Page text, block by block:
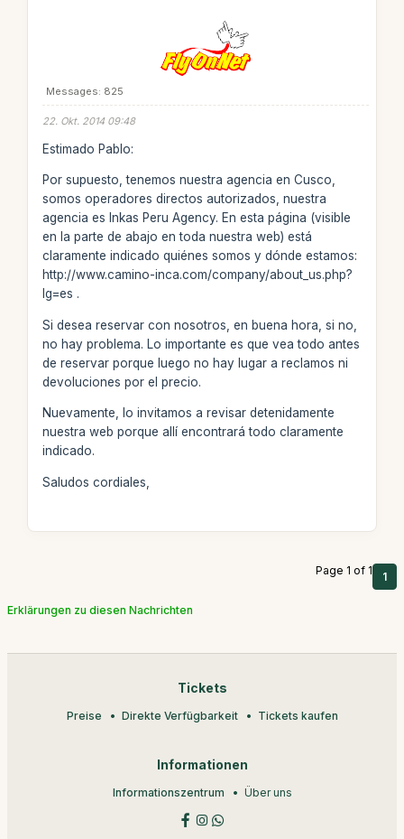
Messages: 825
22. Okt. 2014 09:48
Estimado Pablo:
Por supuesto, tenemos nuestra agencia en Cusco,
somos operadores directos autorizados, nuestra
agencia es Inkas Peru Agency. En esta página (visible
en la parte de abajo en toda nuestra web) está
claramente indicado quiénes somos y dónde estamos:
http://www.camino-inca.com/company/about_us.php?
lg=es .
Si desea reservar con nosotros, en buena hora, si no,
no hay problema. Lo importante es que vea todo antes
de reservar porque luego no hay lugar a reclamos ni
devoluciones por el precio.
Nuevamente, lo invitamos a revisar detenidamente
nuestra web porque allí encontrará todo claramente
indicado.
Saludos cordiales,
Page 1 of 1 1
Erklärungen zu diesen Nachrichten
Tickets
Preise Direkte Verfügbarkeit Tickets kaufen
Informationen
Informationszentrum Über uns